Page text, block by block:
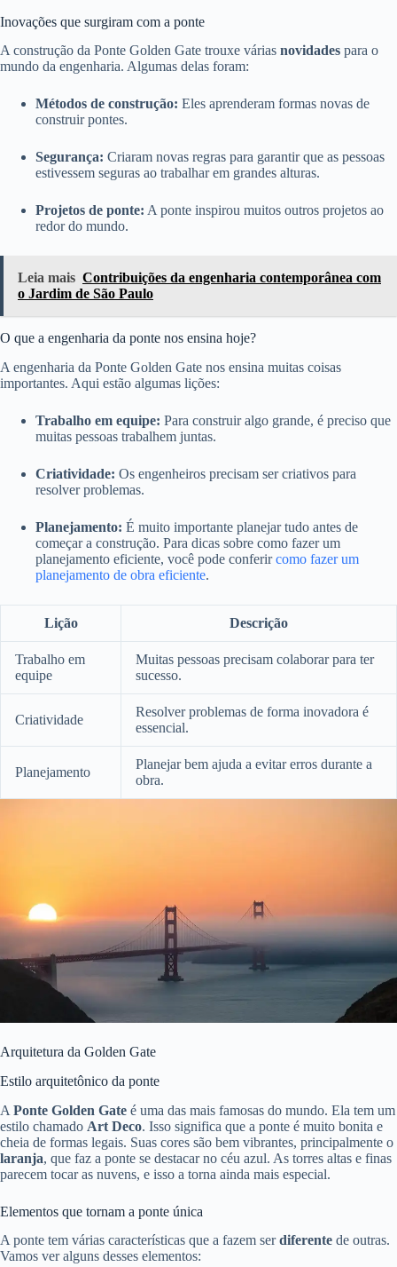
Inovações que surgiram com a ponte
A construção da Ponte Golden Gate trouxe várias novidades para o
mundo da engenharia. Algumas delas foram:
Métodos de construção: Eles aprenderam formas novas de
construir pontes.
Segurança: Criaram novas regras para garantir que as pessoas
estivessem seguras ao trabalhar em grandes alturas.
Projetos de ponte: A ponte inspirou muitos outros projetos ao
redor do mundo.
Leia mais Contribuições da engenharia contemporânea com
o Jardim de São Paulo
O que a engenharia da ponte nos ensina hoje?
A engenharia da Ponte Golden Gate nos ensina muitas coisas
importantes. Aqui estão algumas lições:
Trabalho em equipe: Para construir algo grande, é preciso que
muitas pessoas trabalhem juntas.
Criatividade: Os engenheiros precisam ser criativos para
resolver problemas.
Planejamento: É muito importante planejar tudo antes de
começar a construção. Para dicas sobre como fazer um
planejamento eficiente, você pode conferircomo fazer um
planejamento de obra eficiente.
Lição Descrição
Trabalho em
equipe
Muitas pessoas precisam colaborar para ter
sucesso.
Criatividade
Resolver problemas de forma inovadora é
essencial.
Planejamento
Planejar bem ajuda a evitar erros durante a
obra.
Arquitetura da Golden Gate
Estilo arquitetônico da ponte
A Ponte Golden Gate é uma das mais famosas do mundo. Ela tem um
estilo chamado Art Deco. Isso significa que a ponte é muito bonita e
cheia de formas legais. Suas cores são bem vibrantes, principalmente o
laranja, que faz a ponte se destacar no céu azul. As torres altas e finas
parecem tocar as nuvens, e isso a torna ainda mais especial.
Elementos que tornam a ponte única
A ponte tem várias características que a fazem serdiferente de outras.
Vamos ver alguns desses elementos: